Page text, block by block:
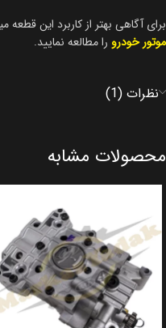
برای آگاهی بهتر از کاربرد این قطعه
موتور خودرو را مطالعه نمایید.
نظرات (1)
محصولات مشابه